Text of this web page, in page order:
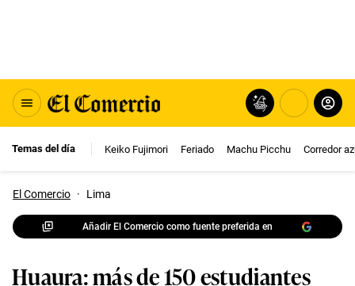
Temas del día Keiko Fujimori Feriado Machu Picchu Corredor
El Comercio · Lima
Añadir El Comercio como fuente preferida en
Huaura: más de 150 estudiantes